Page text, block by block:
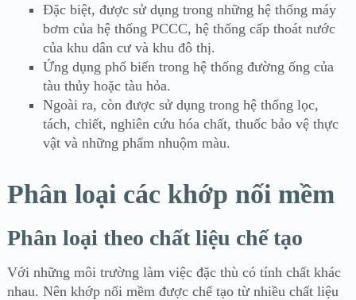
Đặc biệt, được sử dụng trong những hệ thống máy
bơm của hệ thống PCCC, hệ thống cấp thoát nước
của khu dân cư và khu đô thị.
Ứng dụng phổ biến trong hệ thống đường ống của
tàu thủy hoặc tàu hỏa.
Ngoài ra, còn được sử dụng trong hệ thống lọc,
tách, chiết, nghiên cứu hóa chất, thuốc bảo vệ thực
vật và những phẩm nhuộm màu.
Phân loại các khớp nối mềm
Phân loại theo chất liệu chế tạo
Với những môi trường làm việc đặc thù có tính chất khác
nhau. Nên khớp nối mềm được chế tạo từ nhiều chất liệu